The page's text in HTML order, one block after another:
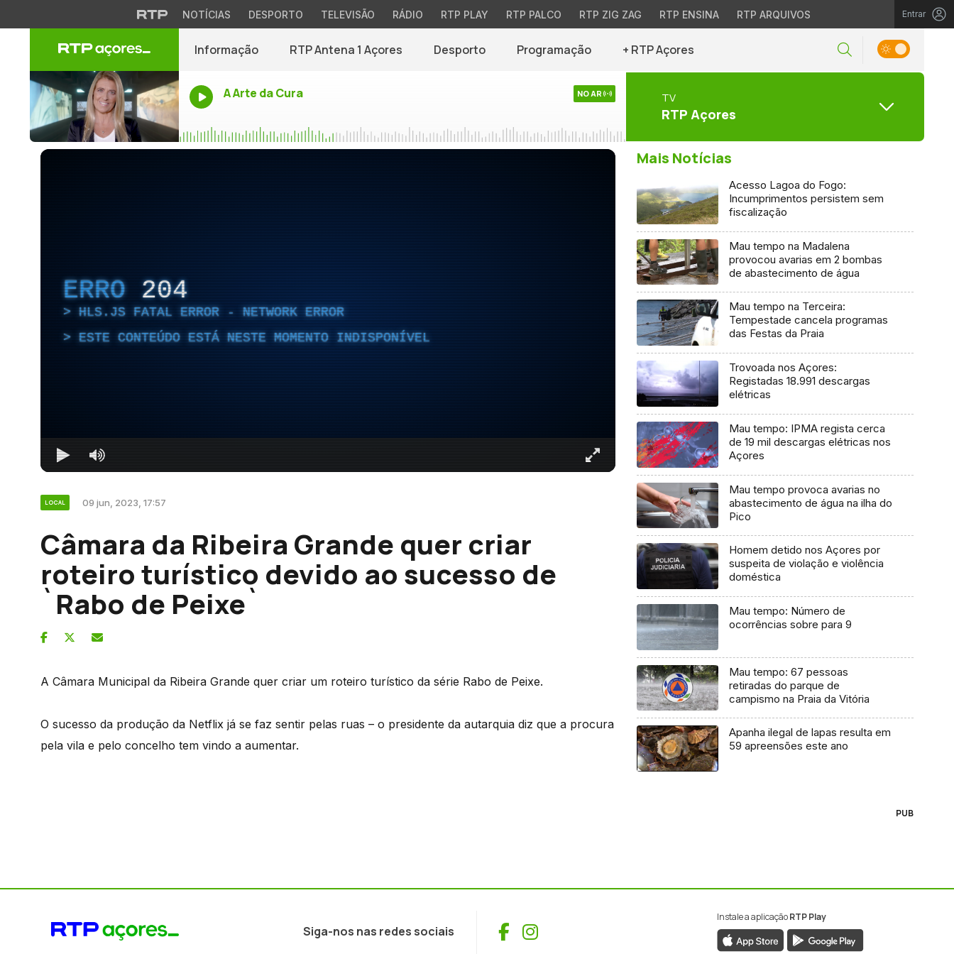
NOTÍCIAS DESPORTO TELEVISÃO RÁDIO RTP PLAY RTP PALCO RTP ZIG ZAG RTP ENSINA RTP ARQUIVOS Entrar
Informação RTP Antena 1 Açores Desporto Programação + RTP Açores
A Arte da Cura NO AR TV
RTP Açores
ERRO 204
HLS.JS FATAL ERROR - NETWORK ERROR
ESTE CONTEÚDO ESTÁ NESTE MOMENTO INDISPONÍVEL
LOCAL 09 jun, 2023, 17:57
Câmara da Ribeira Grande quer criar
roteiro turístico devido ao sucesso de
`Rabo de Peixe`
A Câmara Municipal da Ribeira Grande quer criar um roteiro turístico da série Rabo de Peixe.
O sucesso da produção da Netflix já se faz sentir pelas ruas – o presidente da autarquia diz que a procura
pela vila e pelo concelho tem vindo a aumentar.
Mais Notícias
Acesso Lagoa do Fogo:
Incumprimentos persistem sem
fiscalização
Mau tempo na Madalena
provocou avarias em 2 bombas
de abastecimento de água
Mau tempo na Terceira:
Tempestade cancela programas
das Festas da Praia
Trovoada nos Açores:
Registadas 18.991 descargas
elétricas
Mau tempo: IPMA regista cerca
de 19 mil descargas elétricas nos
Açores
Mau tempo provoca avarias no
abastecimento de água na ilha do
Pico
Homem detido nos Açores por
suspeita de violação e violência
doméstica
Mau tempo: Número de
ocorrências sobre para 9
Mau tempo: 67 pessoas
retiradas do parque de
campismo na Praia da Vitória
Apanha ilegal de lapas resulta em
59 apreensões este ano
PUB
Siga-nos nas redes sociais Facebook
Instagram
Instale a aplicaçãoRTP Play